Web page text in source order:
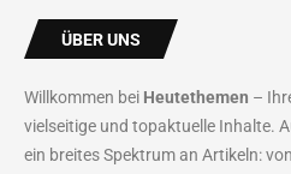
ÜBER UNS
Willkommen bei Heutethemen –
vielseitige und topaktuelle Inhalte.
ein breites Spektrum an Artikeln: